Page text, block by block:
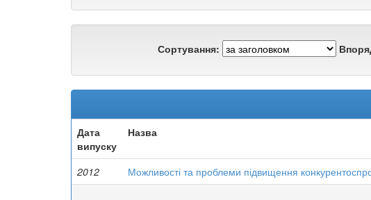
Сортування:
Дата
випуску
Назва
2012 Можливості та проблеми підвищення